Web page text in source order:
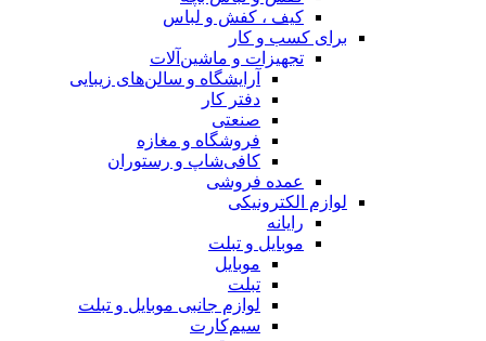
کیف ، کفش و لباس
برای کسب و کار
تجهیزات و ماشین‌آلات
آرایشگاه و سالن‌های زیبایی
دفتر کار
صنعتی
فروشگاه و مغازه
کافی‌شاپ و رستوران
عمده فروشی
لوازم الکترونیکی
رایانه
موبایل و تبلت
موبایل
تبلت
لوازم جانبی موبایل و تبلت
سیم‌کارت